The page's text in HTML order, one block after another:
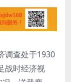
调查处于1930
战时经济视